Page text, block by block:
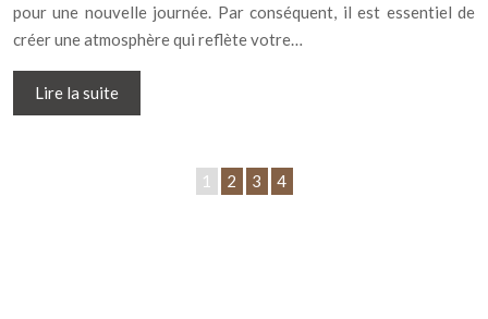
pour une nouvelle journée. Par conséquent, il est essentiel de
créer une atmosphère qui reflète votre…
Lire la suite
1 2 3 4